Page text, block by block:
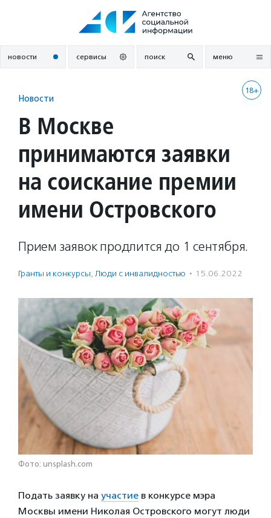
новости сервисы поиск меню
18+
Новости
В Москве
принимаются заявки
на соискание премии
имени Островского
Прием заявок продлится до 1 сентября.
Гранты и конкурсы, Люди с инвалидностью · 15.06.2022
Фото: unsplash.com
Подать заявку на участие в конкурсе мэра
Москвы имени Николая Островского могут люди